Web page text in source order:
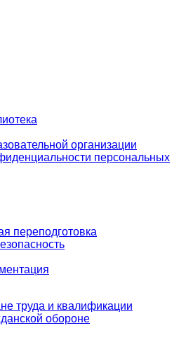
организации
персональных
переподготовка
труда и квалификации
обороне